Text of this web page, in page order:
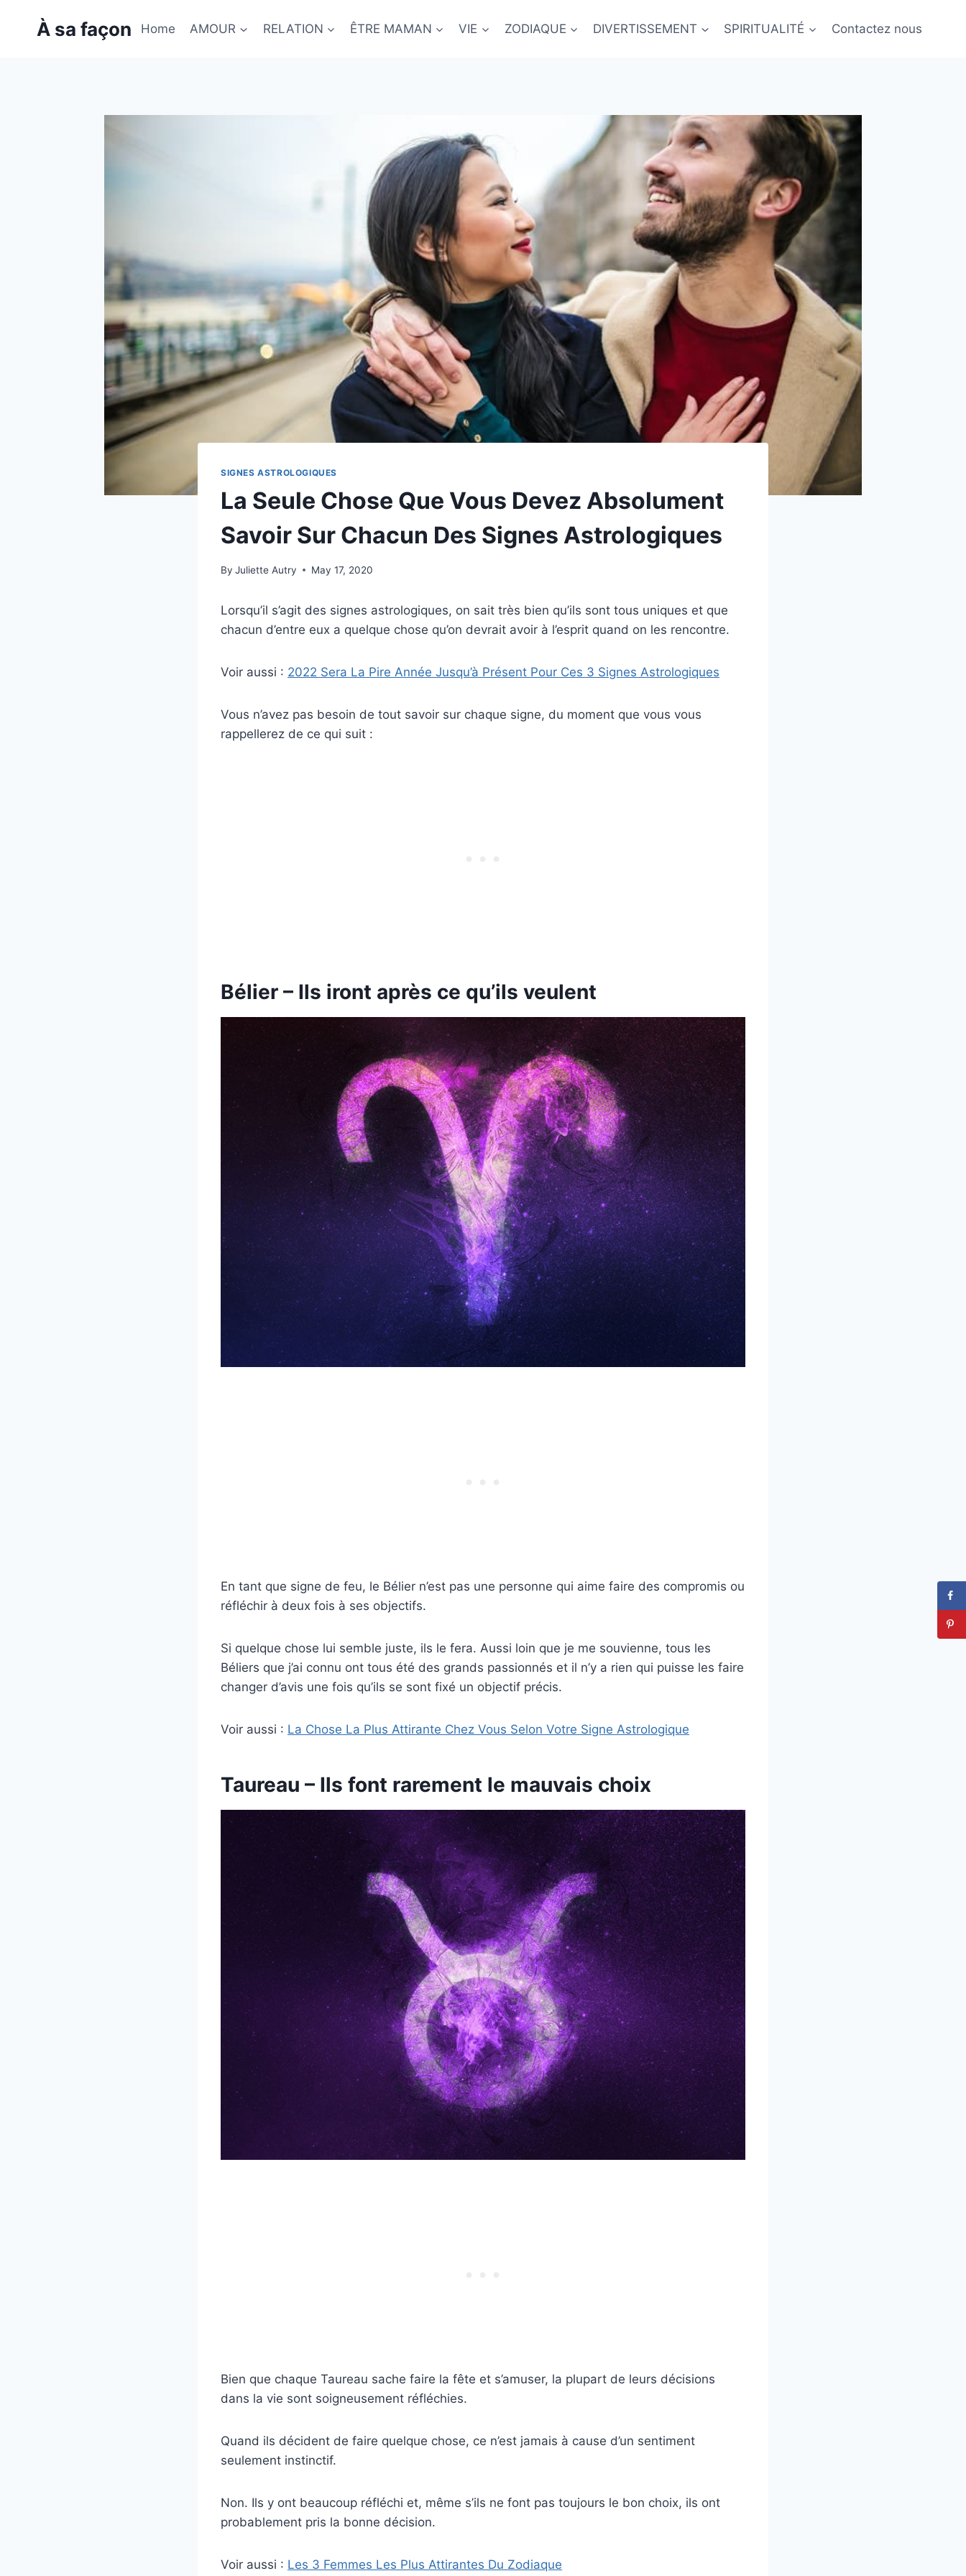
À sa façon Home AMOUR RELATION ÊTRE MAMAN VIE ZODIAQUE DIVERTISSEMENT SPIRITUALITÉ Contactez nous
SIGNES ASTROLOGIQUES
La Seule Chose Que Vous Devez Absolument
Savoir Sur Chacun Des Signes Astrologiques
By Juliette Autry May 17, 2020
Lorsqu’il s’agit des signes astrologiques, on sait très bien qu’ils sont tous uniques et que
chacun d’entre eux a quelque chose qu’on devrait avoir à l’esprit quand on les rencontre.
Voir aussi : 2022 Sera La Pire Année Jusqu’à Présent Pour Ces 3 Signes Astrologiques
Vous n’avez pas besoin de tout savoir sur chaque signe, du moment que vous vous
rappellerez de ce qui suit :
Bélier – Ils iront après ce qu’ils veulent
En tant que signe de feu, le Bélier n’est pas une personne qui aime faire des compromis ou
réfléchir à deux fois à ses objectifs.
Si quelque chose lui semble juste, ils le fera. Aussi loin que je me souvienne, tous les
Béliers que j’ai connu ont tous été des grands passionnés et il n’y a rien qui puisse les faire
changer d’avis une fois qu’ils se sont fixé un objectif précis.
Voir aussi : La Chose La Plus Attirante Chez Vous Selon Votre Signe Astrologique
Taureau – Ils font rarement le mauvais choix
Bien que chaque Taureau sache faire la fête et s’amuser, la plupart de leurs décisions
dans la vie sont soigneusement réfléchies.
Quand ils décident de faire quelque chose, ce n’est jamais à cause d’un sentiment
seulement instinctif.
Non. Ils y ont beaucoup réfléchi et, même s’ils ne font pas toujours le bon choix, ils ont
probablement pris la bonne décision.
Voir aussi : Les 3 Femmes Les Plus Attirantes Du Zodiaque